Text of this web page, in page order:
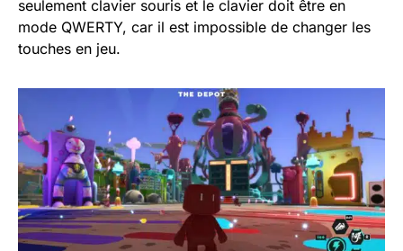
seulement clavier souris et le clavier doit être en
mode QWERTY, car il est impossible de changer les
touches en jeu.